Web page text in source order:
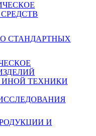
СТАНДАРТНЫХ
ТЕХНИКИ
И